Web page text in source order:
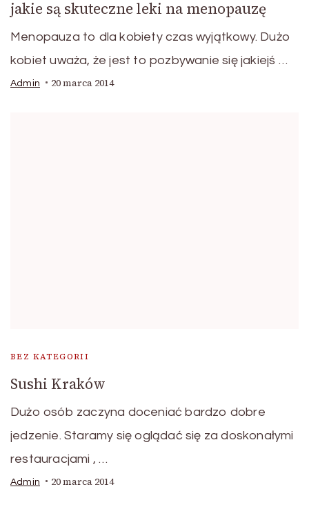
jakie są skuteczne leki na menopauzę
Menopauza to dla kobiety czas wyjątkowy. Dużo
kobiet uważa, że jest to pozbywanie się jakiejś …
Admin 20 marca 2014
BEZ KATEGORII
Sushi Kraków
Dużo osób zaczyna doceniać bardzo dobre
jedzenie. Staramy się oglądać się za doskonałymi
restauracjami , …
Admin 20 marca 2014